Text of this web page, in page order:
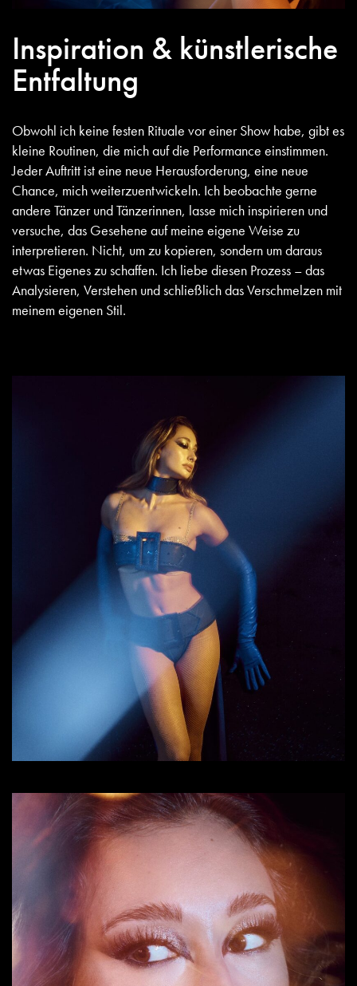
Inspiration & künstlerische
Entfaltung
Obwohl ich keine festen Rituale vor einer Show habe, gibt es
kleine Routinen, die mich auf die Performance einstimmen.
Jeder Auftritt ist eine neue Herausforderung, eine neue
Chance, mich weiterzuentwickeln. Ich beobachte gerne
andere Tänzer und Tänzerinnen, lasse mich inspirieren und
versuche, das Gesehene auf meine eigene Weise zu
interpretieren. Nicht, um zu kopieren, sondern um daraus
etwas Eigenes zu schaffen. Ich liebe diesen Prozess – das
Analysieren, Verstehen und schließlich das Verschmelzen mit
meinem eigenen Stil.